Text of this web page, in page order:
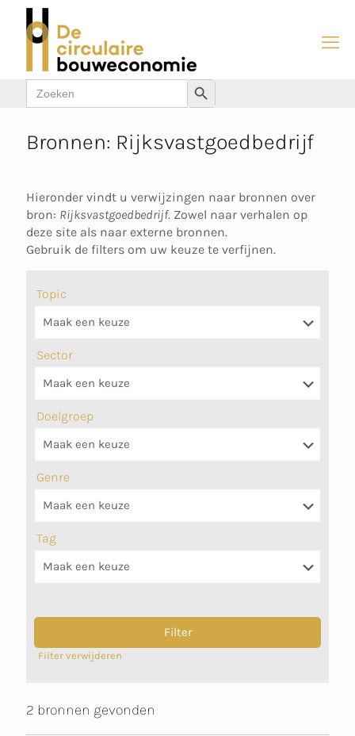
Zoek
naar:
Zoekknop
Bronnen: Rijksvastgoedbedrijf
Hieronder vindt u verwijzingen naar bronnen over
bron: Rijksvastgoedbedrijf. Zowel naar verhalen op
deze site als naar externe bronnen.
Gebruik de filters om uw keuze te verfijnen.
Topic
Sector
Doelgroep
Genre
Tag
Filter verwijderen
2 bronnen gevonden